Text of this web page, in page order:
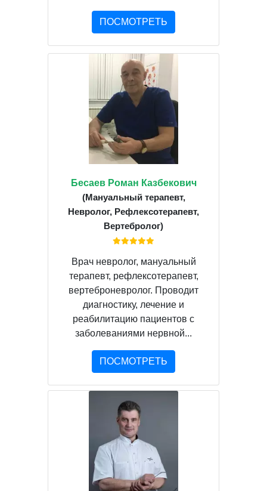
ПОСМОТРЕТЬ
Бесаев Роман Казбекович
(Мануальный терапевт,
Невролог, Рефлексотерапевт,
Вертебролог)
Врач невролог, мануальный
терапевт, рефлексотерапевт,
вертеброневролог. Проводит
диагностику, лечение и
реабилитацию пациентов с
заболеваниями нервной...
ПОСМОТРЕТЬ